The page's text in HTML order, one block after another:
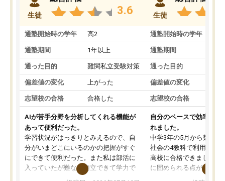
生徒 3.6
通塾開始時の学年 高2
通塾期間 1年以上
通った目的 難関私立受験対策
偏差値の変化 上がった
志望校の合格 合格した
AIが苦手分野を分析してくれる機能が
あって便利だった。
学習状況がはっきりとみえるので、自
分がいまどこにいるのかの把握がすぐ
にできて便利だった。また私は部活に
入っていたが難なく両立できて学力で
も部活でも結果を残すことができてよ
生徒
通塾開始時の学年
通塾期間
通った目的
偏差値の変化
志望校の合格
自分のペースで効率よく
れました。
中学3年の5月から数学・
社会の4教科で利用し、
高校に合格できました。
に固められる点が魅力で